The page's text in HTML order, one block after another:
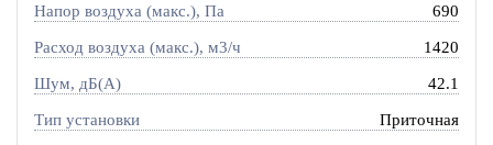
Напор воздуха (макс.), Па 690
Расход воздуха (макс.), м3/ч 1420
Шум, дБ(А) 42.1
Тип установки Приточная